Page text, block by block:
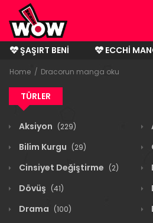
ŞAŞIRT BENI
ECCHI
BITMIŞ MANGALAR
Home Dracorun manga oku
TÜRLER
Aksiyon (229)
Bilim Kurgu (29)
Cinsiyet Değiştirme (2)
Dövüş (41)
Drama (100)